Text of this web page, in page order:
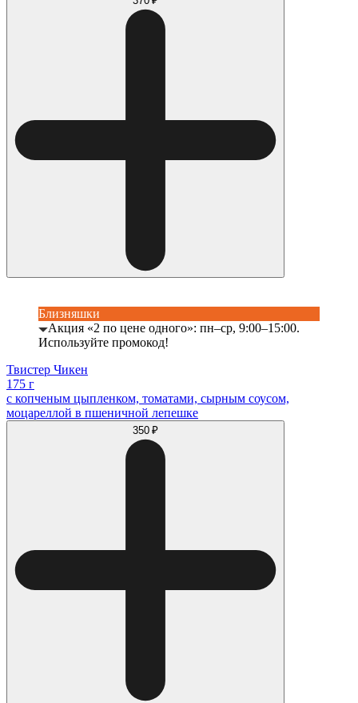
Близняшки
Акция «2 по цене одного»: пн–ср, 9:00–15:00.
Используйте промокод!
Твистер Чикен
175 г
с копченым цыпленком, томатами, сырным соусом,
моцареллой в пшеничной лепешке
350 ₽